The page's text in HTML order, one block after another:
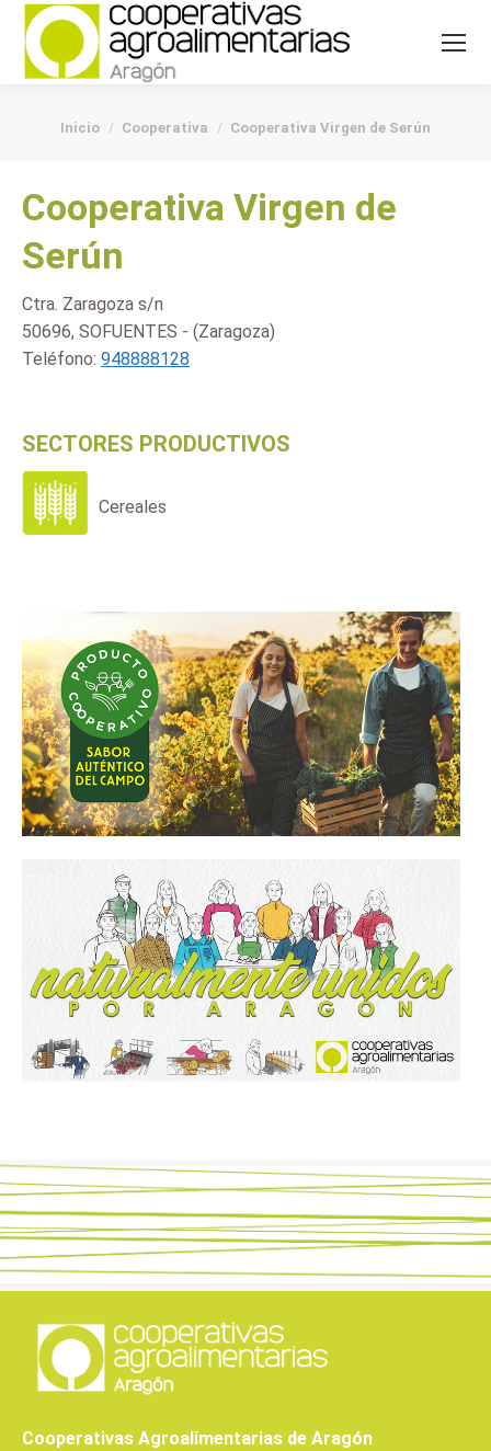
You are here:
Inicio Cooperativa Cooperativa Virgen de Serún
Cooperativa Virgen de
Serún
Ctra. Zaragoza s/n
50696, SOFUENTES - (Zaragoza)
Teléfono: 948888128
SECTORES PRODUCTIVOS
Cereales
Cooperativas Agroalimentarias de Aragón